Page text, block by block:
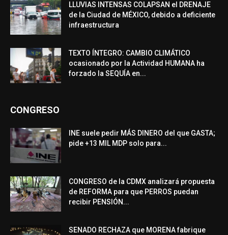
LLUVIAS INTENSAS COLAPSAN el DRENAJE
de la Ciudad de MÉXICO, debido a deficiente
infraestructura
TEXTO ÍNTEGRO: CAMBIO CLIMÁTICO
ocasionado por la Actividad HUMANA ha
forzado la SEQUÍA en...
CONGRESO
INE suele pedir MÁS DINERO del que GASTA;
pide +13 MIL MDP solo para...
CONGRESO de la CDMX analizará propuesta
de REFORMA para que PERROS puedan
recibir PENSIÓN...
SENADO RECHAZA que MORENA fabrique